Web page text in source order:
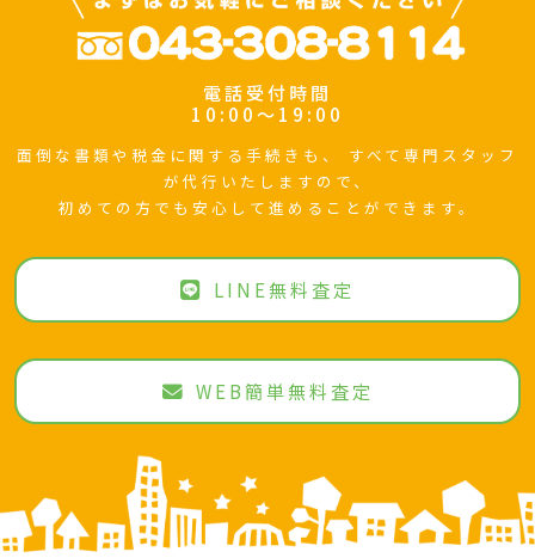
電話受付時間
10:00～19:00
面倒な書類や税金に関する手続きも、
すべて専門スタッフ
が代行いたしますので、
初めての方でも安心して進めることができます。
LINE無料査定
WEB簡単無料査定